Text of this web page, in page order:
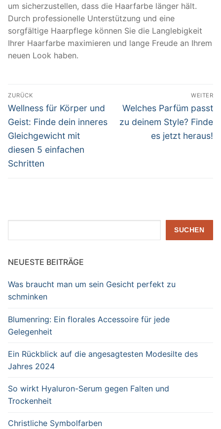
um sicherzustellen, dass die Haarfarbe länger hält.
Durch professionelle Unterstützung und eine
sorgfältige Haarpflege können Sie die Langlebigkeit
Ihrer Haarfarbe maximieren und lange Freude an Ihrem
neuen Look haben.
Beitragsnavigation
ZURÜCK
Vorheriger
Beitrag:
Wellness für Körper und
Geist: Finde dein inneres
Gleichgewicht mit
diesen 5 einfachen
Schritten
WEITER
Nächster
Beitrag:
Welches Parfüm passt
zu deinem Style? Finde
es jetzt heraus!
SUCHEN
NEUESTE BEITRÄGE
Was braucht man um sein Gesicht perfekt zu
schminken
Blumenring: Ein florales Accessoire für jede
Gelegenheit
Ein Rückblick auf die angesagtesten Modesilte des
Jahres 2024
So wirkt Hyaluron-Serum gegen Falten und
Trockenheit
Christliche Symbolfarben